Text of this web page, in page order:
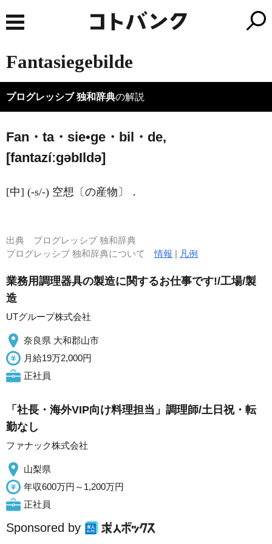
Fantasiegebilde
プログレッシブ 独和辞典の解説
Fan・ta・sie•ge・bil・de,
[fantazíːɡəbIldə]
[中] (-s/-) 空想〔の産物〕．
出典 プログレッシブ 独和辞典
プログレッシブ 独和辞典について情報 | 凡例
業務用調理器具の製造に関するお仕事です!/工場/製
造
UTグループ株式会社
奈良県 大和郡山市
月給19万2,000円
正社員
「社長・海外VIP向け料理担当」調理師/土日祝・転
勤なし
ファナック株式会社
山梨県
年収600万円～1,200万円
正社員
Sponsored by